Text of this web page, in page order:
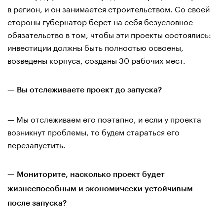
в регион, и он занимается строительством. Со своей
стороны губернатор берет на себя безусловное
обязательство в том, чтобы эти проекты состоялись:
инвестиции должны быть полностью освоены,
возведены корпуса, созданы 30 рабочих мест.
— Вы отслеживаете проект до запуска?
— Мы отслеживаем его поэтапно, и если у проекта
возникнут проблемы, то будем стараться его
перезапустить.
— Мониторите, насколько проект будет
жизнеспособным и экономически устойчивым
после запуска?